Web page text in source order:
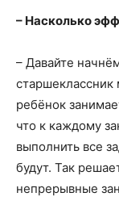
– Насколько
– Давайте
старшеклассник
ребёнок
что к каждому
выполнить все
будут. Так
непрерывные